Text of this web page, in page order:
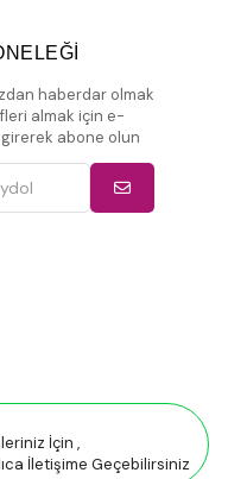
haberdar olmak
almak için e-
abone olun
İçin ,
İletişime Geçebilirsiniz